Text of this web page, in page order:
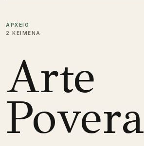
ΑΡΧΕΙΟ
2 ΚΕΙΜΕΝΑ
Arte
Povera